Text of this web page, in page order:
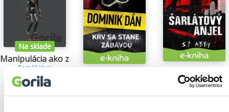
Na sklade
Manipulácia ako zbraň
Tomáš Vepi
15,79€
14,35€
Šarlátový anjel
S.T. Abby
5,84€